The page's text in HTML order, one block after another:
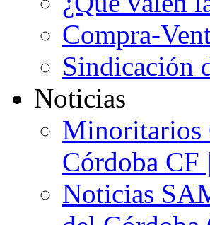
Compra-
Sindicación
Noticias
Minoritarios
Córdoba CF
Noticias